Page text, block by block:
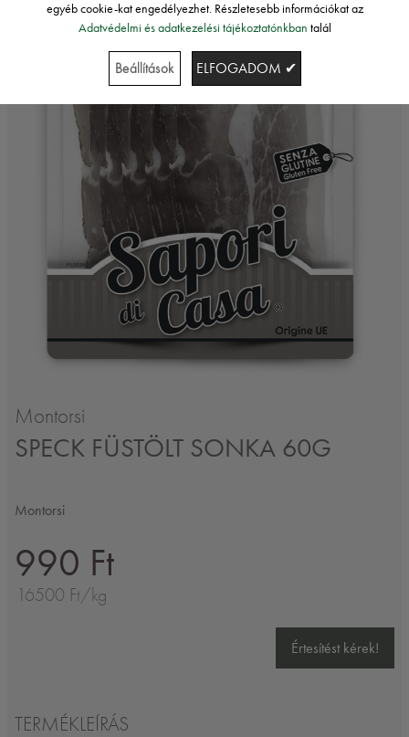
Montorsi
SPECK FÜSTÖLT SONKA 60G
Montorsi
990 Ft
16500 Ft/kg
Értesítést kérek!
TERMÉKLEÍRÁS
egyéb cookie-kat engedélyezhet. Részletesebb információkat az
Adatvédelmi és adatkezelési tájékoztatónkban talál
Beállítások ELFOGADOM ✔